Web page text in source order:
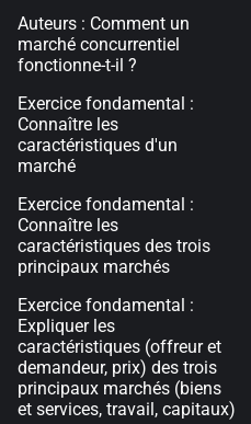
Auteurs : Comment un
marché concurrentiel
fonctionne-t-il ?
Exercice fondamental :
Connaître les
caractéristiques d'un
marché
Exercice fondamental :
Connaître les
caractéristiques des trois
principaux marchés
Exercice fondamental :
Expliquer les
caractéristiques (offreur et
demandeur, prix) des trois
principaux marchés (biens
et services, travail, capitaux)